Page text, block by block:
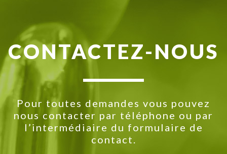
CONTACTEZ-NOUS
Pour toutes demandes vous pouvez
nous contacter par téléphone ou par
l’intermédiaire du formulaire de
contact.